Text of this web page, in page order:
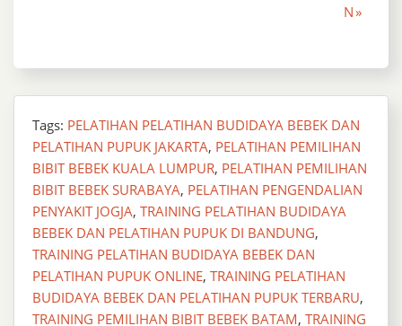
N »
Tags: PELATIHAN PELATIHAN BUDIDAYA BEBEK DAN
PELATIHAN PUPUK JAKARTA, PELATIHAN PEMILIHAN
BIBIT BEBEK KUALA LUMPUR, PELATIHAN PEMILIHAN
BIBIT BEBEK SURABAYA, PELATIHAN PENGENDALIAN
PENYAKIT JOGJA, TRAINING PELATIHAN BUDIDAYA
BEBEK DAN PELATIHAN PUPUK DI BANDUNG,
TRAINING PELATIHAN BUDIDAYA BEBEK DAN
PELATIHAN PUPUK ONLINE, TRAINING PELATIHAN
BUDIDAYA BEBEK DAN PELATIHAN PUPUK TERBARU,
TRAINING PEMILIHAN BIBIT BEBEK BATAM, TRAINING